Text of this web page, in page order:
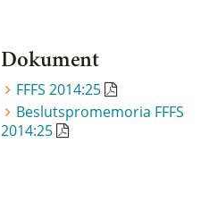
Dokument
FFFS 2014:25
Beslutspromemoria FFFS
2014:25